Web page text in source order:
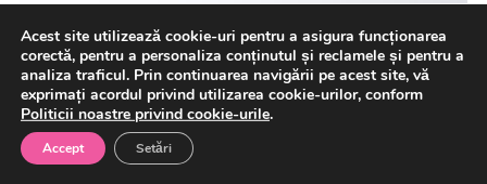
Acest site utilizează cookie-uri pentru a asigura funcționarea
corectă, pentru a personaliza conținutul și reclamele și pentru a
analiza traficul. Prin continuarea navigării pe acest site, vă
exprimați acordul privind utilizarea cookie-urilor, conform
Politicii noastre privind cookie-urile.
Accept Setări